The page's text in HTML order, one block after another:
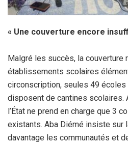
‎« Une couverture encore
‎Malgré les succès, la couverture
établissements scolaires
circonscription, seules 49
disposent de cantines scolaires.
l’État ne prend en charge que 3
existants. Aba Diémé insiste sur
davantage les communautés et